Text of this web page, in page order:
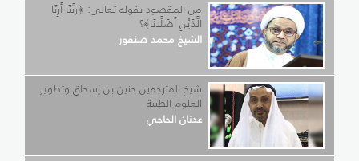
من المقصود بقوله تعالى: ﴿رَبَّنَا أَرِنَا
الَّذَيْنِ أَضَلَّانَا﴾؟
الشيخ محمد صنقور
شيخ المترجمين حنين بن إسحاق وتطوير
العلوم الطبية
عدنان الحاجي